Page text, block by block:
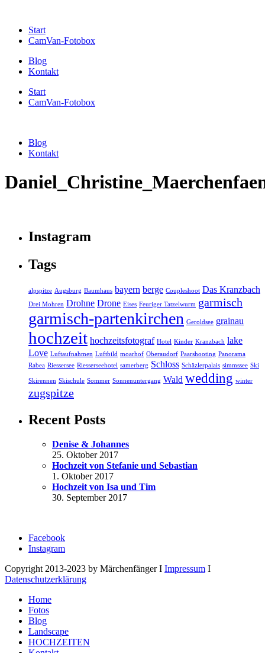
Start
CamVan-Fotobox
Blog
Kontakt
Start
CamVan-Fotobox
Blog
Kontakt
Instagram
Tags
alpspitze Augsburg Baumhaus bayern berge Coupleshoot Das Kranzbach
Drei Mohren Drohne Drone Eises Feuriger Tatzelwurm garmisch
garmisch-partenkirchen Geroldsee grainau
hochzeit hochzeitsfotograf Hotel Kinder Kranzbach lake
Love Luftaufnahmen Luftbild moarhof Oberaudorf Paarshooting Panorama
Rabea Riessersee Riesserseehotel samerberg Schloss Schäzlerpalais simmssee Ski
Skirennen Skischule Sommer Sonnenuntergang Wald wedding winter
zugspitze
Recent Posts
Denise & Johannes
25. Oktober 2017
Hochzeit von Stefanie und Sebastian
1. Oktober 2017
Hochzeit von Isa und Tim
30. September 2017
Facebook
Instagram
Copyright 2013-2023 by Märchenfänger I Impressum I
Datenschutzerklärung
Home
Fotos
Blog
Landscape
HOCHZEITEN